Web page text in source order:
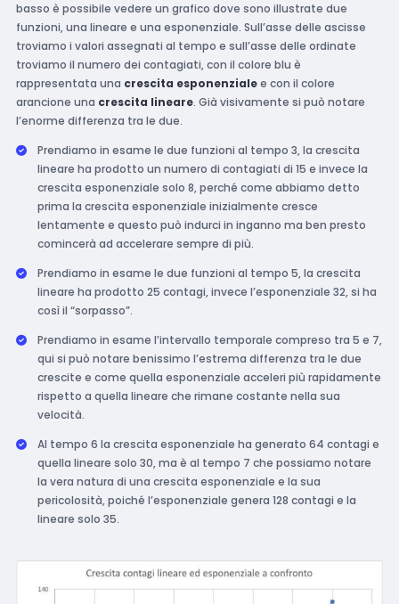
basso è possibile vedere un grafico dove sono illustrate due
funzioni, una lineare e una esponenziale. Sull’asse delle ascisse
troviamo i valori assegnati al tempo e sull’asse delle ordinate
troviamo il numero dei contagiati, con il colore blu è
rappresentata una crescita esponenzialee con il colore
arancione una crescita lineare. Già visivamente si può notare
l’enorme differenza tra le due.
Prendiamo in esame le due funzioni al tempo 3, la crescita
lineare ha prodotto un numero di contagiati di 15 e invece la
crescita esponenziale solo 8, perché come abbiamo detto
prima la crescita esponenziale inizialmente cresce
lentamente e questo può indurci in inganno ma ben presto
comincerà ad accelerare sempre di più.
Prendiamo in esame le due funzioni al tempo 5, la crescita
lineare ha prodotto 25 contagi, invece l’esponenziale 32, si ha
così il “sorpasso”.
Prendiamo in esame l’intervallo temporale compreso tra 5 e 7,
qui si può notare benissimo l’estrema differenza tra le due
crescite e come quella esponenziale acceleri più rapidamente
rispetto a quella lineare che rimane costante nella sua
velocità.
Al tempo 6 la crescita esponenziale ha generato 64 contagi e
quella lineare solo 30, ma è al tempo 7 che possiamo notare
la vera natura di una crescita esponenziale e la sua
pericolosità, poiché l’esponenziale genera 128 contagi e la
lineare solo 35.